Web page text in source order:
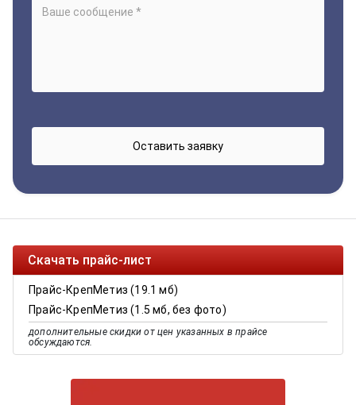
Скачать прайс-лист
Прайс-КрепМетиз (19.1 мб)
Прайс-КрепМетиз (1.5 мб, без фото)
дополнительные скидки от цен указанных в прайсе
обсуждаются.